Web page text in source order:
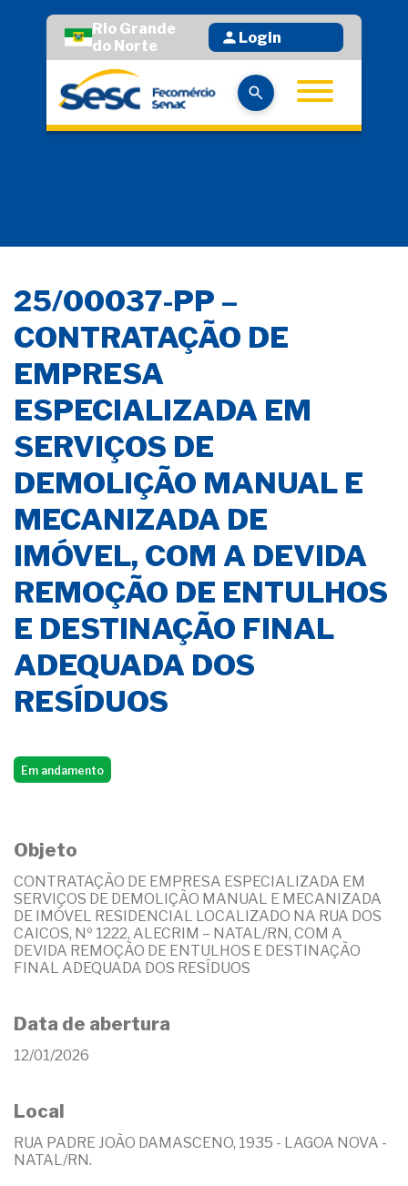
Rio Grande
do Norte
Login
25/00037-PP –
CONTRATAÇÃO DE
EMPRESA
ESPECIALIZADA EM
SERVIÇOS DE
DEMOLIÇÃO MANUAL E
MECANIZADA DE
IMÓVEL, COM A DEVIDA
REMOÇÃO DE ENTULHOS
E DESTINAÇÃO FINAL
ADEQUADA DOS
RESÍDUOS
Em andamento
Objeto
CONTRATAÇÃO DE EMPRESA ESPECIALIZADA EM
SERVIÇOS DE DEMOLIÇÃO MANUAL E MECANIZADA
DE IMÓVEL RESIDENCIAL LOCALIZADO NA RUA DOS
CAICOS, Nº 1222, ALECRIM – NATAL/RN, COM A
DEVIDA REMOÇÃO DE ENTULHOS E DESTINAÇÃO
FINAL ADEQUADA DOS RESÍDUOS
Data de abertura
12/01/2026
Local
RUA PADRE JOÃO DAMASCENO, 1935 - LAGOA NOVA -
NATAL/RN.